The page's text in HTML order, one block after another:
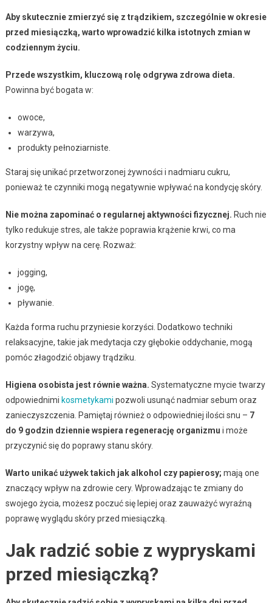
Aby skutecznie zmierzyć się z trądzikiem, szczególnie w okresie
przed miesiączką, warto wprowadzić kilka istotnych zmian w
codziennym życiu.
Przede wszystkim, kluczową rolę odgrywa zdrowa dieta.
Powinna być bogata w:
owoce,
warzywa,
produkty pełnoziarniste.
Staraj się unikać przetworzonej żywności i nadmiaru cukru,
ponieważ te czynniki mogą negatywnie wpływać na kondycję skóry.
Nie można zapominać o regularnej aktywności fizycznej. Ruch nie
tylko redukuje stres, ale także poprawia krążenie krwi, co ma
korzystny wpływ na cerę. Rozważ:
jogging,
jogę,
pływanie.
Każda forma ruchu przyniesie korzyści. Dodatkowo techniki
relaksacyjne, takie jak medytacja czy głębokie oddychanie, mogą
pomóc złagodzić objawy trądziku.
Higiena osobista jest równie ważna. Systematyczne mycie twarzy
odpowiednimi kosmetykami pozwoli usunąć nadmiar sebum oraz
zanieczyszczenia. Pamiętaj również o odpowiedniej ilości snu – 7
do 9 godzin dziennie wspiera regenerację organizmu i może
przyczynić się do poprawy stanu skóry.
Warto unikać używek takich jak alkohol czy papierosy; mają one
znaczący wpływ na zdrowie cery. Wprowadzając te zmiany do
swojego życia, możesz poczuć się lepiej oraz zauważyć wyraźną
poprawę wyglądu skóry przed miesiączką.
Jak radzić sobie z wypryskami
przed miesiączką?